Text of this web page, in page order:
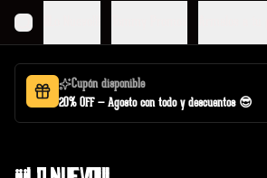
Cupón disponible
20% OFF — Agosto con todo y descuentos 😎